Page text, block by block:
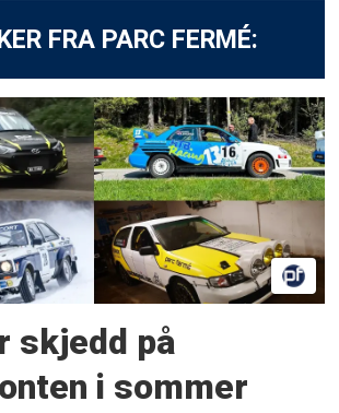
FRA PARC FERMÉ:
skjedd på
i sommer